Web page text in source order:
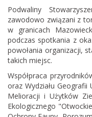
Podwaliny
zawodowo związani z
w granicach
podczas spotkania z
powołania organizacji,
takich miejsc.
Współpraca
oraz Wydziału
Melioracji i Użytków
Ekologicznego